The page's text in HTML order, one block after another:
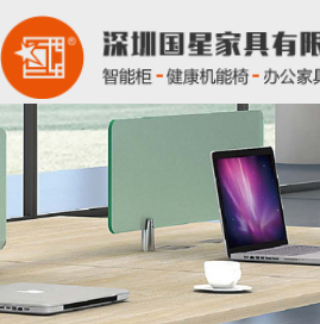
网站首页
关于国星
产品展示